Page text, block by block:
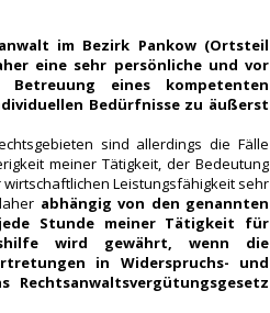
im Bezirk Pankow (Ortsteil
eine sehr persönliche und vor
eines kompetenten
Bedürfnisse zu äußerst
sind allerdings die Fälle
meiner Tätigkeit, der Bedeutung
Leistungsfähigkeit sehr
abhängig von den genannten
Stunde meiner Tätigkeit für
wird gewährt, wenn die
in Widerspruchs- und